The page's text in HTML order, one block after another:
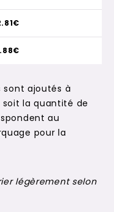
sont ajoutés à
la quantité de
au
pour la
légèrement selon